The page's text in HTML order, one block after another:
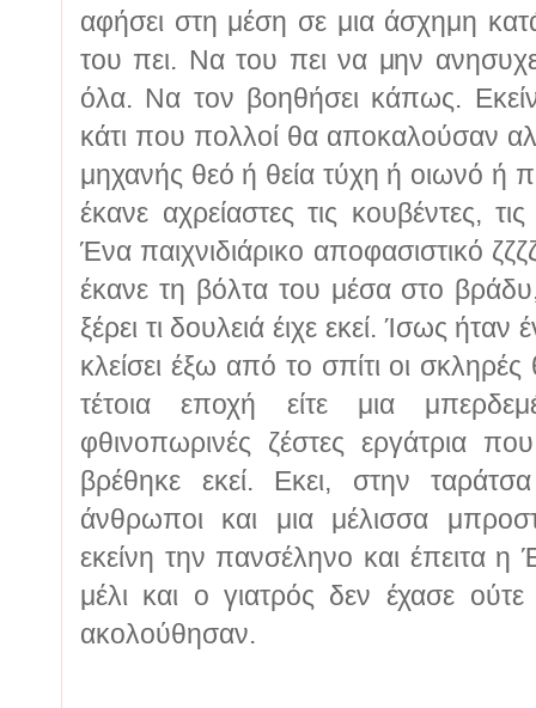
αφήσει στη μέση σε μια άσχημη
του πει. Να του πει να μην
όλα. Να τον βοηθήσει κάπως.
κάτι που πολλοί θα αποκαλούσαν
μηχανής θεό ή θεία τύχη ή οιωνό ή
έκανε αχρείαστες τις κουβέντες,
Ένα παιχνιδιάρικο αποφασιστικό
έκανε τη βόλτα του μέσα στο
ξέρει τι δουλειά έιχε εκεί. Ίσως
κλείσει έξω από το σπίτι οι
τέτοια εποχή είτε μια
φθινοπωρινές ζέστες εργάτρια
βρέθηκε εκεί. Εκει, στην
άνθρωποι και μια μέλισσα
εκείνη την πανσέληνο και έπειτα
μέλι και ο γιατρός δεν έχασε
ακολούθησαν.